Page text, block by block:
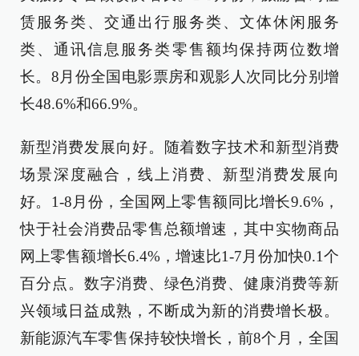
赁服务类、交通出行服务类、文体休闲服务
类、通讯信息服务类零售额均保持两位数增
长。8月份全国电影票房和观影人次同比分别增
长48.6%和66.9%。
新型消费发展向好。随着数字技术和新型消费
场景深度融合，线上消费、新型消费发展向
好。1-8月份，全国网上零售额同比增长9.6%，
快于社会消费品零售总额增速，其中实物商品
网上零售额增长6.4%，增速比1-7月份加快0.1个
百分点。数字消费、绿色消费、健康消费等新
兴领域日益成熟，不断成为新的消费增长极。
新能源汽车零售保持较快增长，前8个月，全国